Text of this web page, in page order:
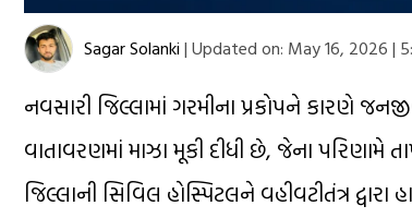
Sagar Solanki | Updated on: May 16, 2026 |
નવસારી જિલ્લામાં ગરમીના પ્રકોપને કારણે
વાતાવરણમાં માઝા મૂકી દીધી છે, જેના પરિણામે
જિલ્લાની સિવિલ હોસ્પિટલને વહીવટીતંત્ર